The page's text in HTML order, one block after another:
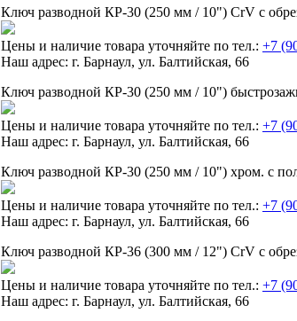
Ключ разводной КР-30 (250 мм / 10") CrV с
Цены и наличие товара уточняйте по тел.: +7
Наш адрес: г. Барнаул, ул. Балтийская, 66
Ключ разводной КР-30 (250 мм / 10")
Цены и наличие товара уточняйте по тел.: +7
Наш адрес: г. Барнаул, ул. Балтийская, 66
Ключ разводной КР-30 (250 мм / 10") хром. с
Цены и наличие товара уточняйте по тел.: +7
Наш адрес: г. Барнаул, ул. Балтийская, 66
Ключ разводной КР-36 (300 мм / 12") CrV с
Цены и наличие товара уточняйте по тел.: +7
Наш адрес: г. Барнаул, ул. Балтийская, 66